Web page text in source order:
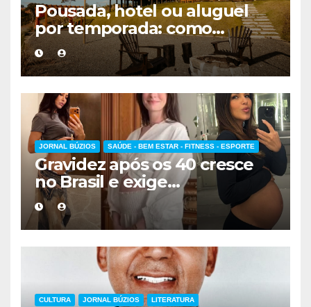
Pousada, hotel ou aluguel
por temporada: como
escolher a melhor
hospedagem
JORNAL BÚZIOS SAÚDE - BEM ESTAR - FITNESS - ESPORTE
Gravidez após os 40 cresce
no Brasil e exige
acompanhamento médico
mais cuidadoso
CULTURA JORNAL BÚZIOS LITERATURA